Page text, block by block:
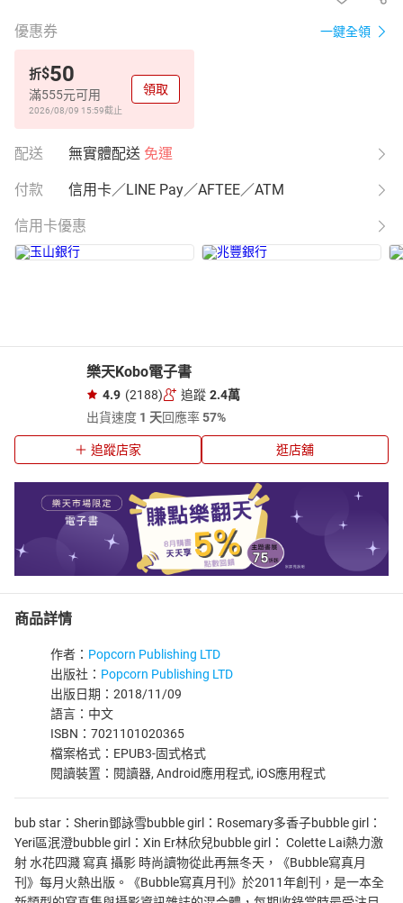
優惠券 一鍵全領
折$50
滿555元可用
2026/08/09 15:59截止
領取
配送 無實體配送 免運
付款 信用卡／LINE Pay／AFTEE／ATM
信用卡優惠
樂天Kobo電子書
4.9 (2188) 追蹤 2.4萬
出貨速度 1 天回應率57%
追蹤店家 逛店舖
商品詳情
作者： Popcorn Publishing LTD
出版社： Popcorn Publishing LTD
出版日期：2018/11/09
語言：中文
ISBN：7021101020365
檔案格式：EPUB3-固式格式
閱讀裝置：閱讀器, Android應用程式, iOS應用程式
bub star：Sherin鄧詠雪bubble girl：Rosemary多香子bubble girl：
Yeri區泯澄bubble girl：Xin Er林欣兒bubble girl： Colette Lai熱力激
射 水花四濺 寫真 攝影 時尚讀物從此再無冬天，《Bubble寫真月
刊》每月火熱出版。《Bubble寫真月刊》於2011年創刊，是一本全